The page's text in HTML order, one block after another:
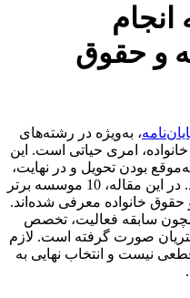
انجام
و حقوق
، به‌ویژه در رشته‌های
امری حیاتی است. این
بودن تحویل و در نهایت،
موفقیت تحصیلی شما تأثیرگذار باشد. در این مقاله، 10 موسسه برتر
حقوق خانواده معرفی شده‌اند.
سابقه فعالیت، تخصص
صورت گرفته است. لازم
نیست و انتخاب نهایی به